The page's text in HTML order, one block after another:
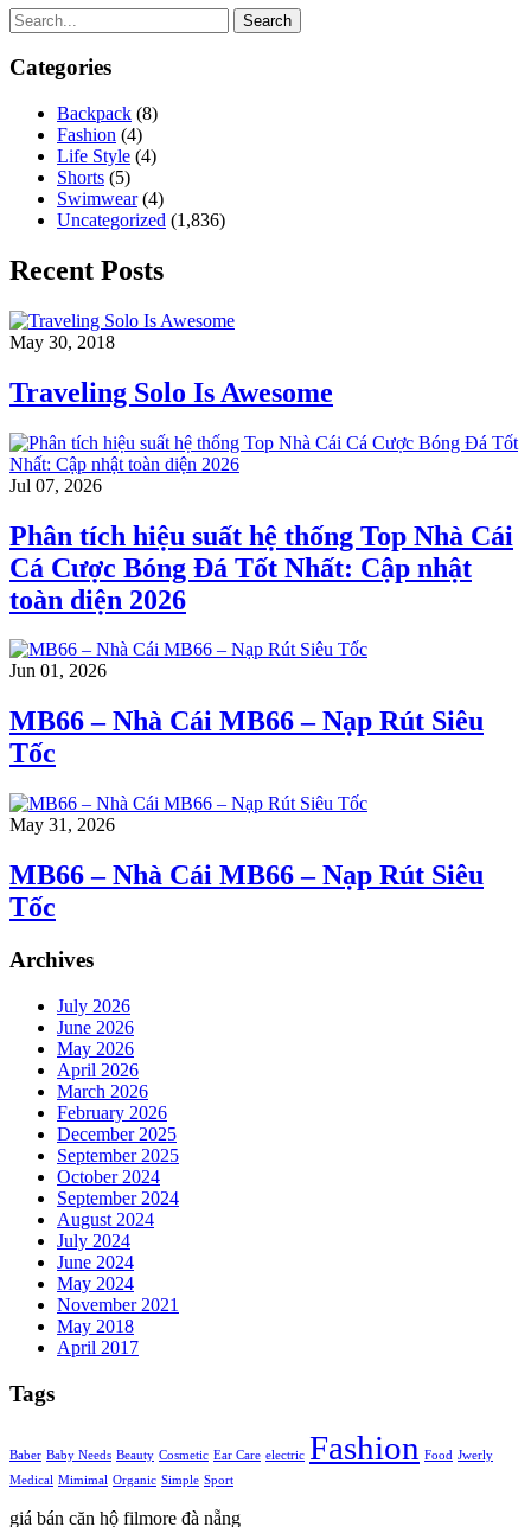
Search
Categories
Backpack (8)
Fashion (4)
Life Style (4)
Shorts (5)
Swimwear(4)
Uncategorized (1,836)
Recent Posts
May 30, 2018
Traveling Solo Is Awesome
Jul 07, 2026
Phân tích hiệu suất hệ thống Top Nhà Cái
Cá Cược Bóng Đá Tốt Nhất: Cập nhật
toàn diện 2026
Jun 01, 2026
MB66 – Nhà Cái MB66 – Nạp Rút Siêu
Tốc
May 31, 2026
MB66 – Nhà Cái MB66 – Nạp Rút Siêu
Tốc
Archives
July 2026
June 2026
May 2026
April 2026
March 2026
February 2026
December 2025
September 2025
October 2024
September 2024
August 2024
July 2024
June 2024
May 2024
November 2021
May 2018
April 2017
Tags
Baber Baby Needs Beauty Cosmetic Ear Care electric Fashion Food Jwerly
Medical Mimimal Organic Simple Sport
giá bán căn hộ filmore đà nẵng